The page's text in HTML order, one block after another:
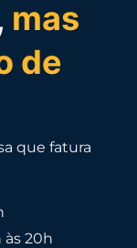
mas
de
que fatura
às 20h